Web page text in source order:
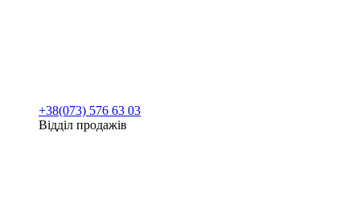
+38(073) 576 63 03
Відділ продажів